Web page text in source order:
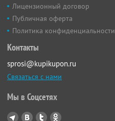
Лицензионный договор
Публичная оферта
Политика конфиденциальности
Контакты
sprosi@kupikupon.ru
Связаться с нами
Мы в Соцсетях